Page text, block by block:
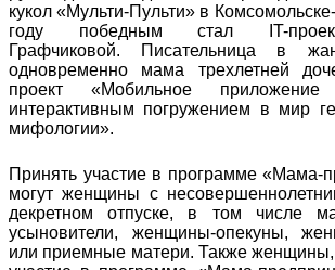
кукол «Мульти-Пульти» в
году победным стал IT-
Графчиковой. Писательница в
одновременно мама трехлетней
проект «Мобильное приложение
интерактивным погружением в мир
мифологии».
Принять участие в программе «Мама-
могут женщины с
декретном отпуске, в том числе
усыновители, женщины-опекуны,
или приемные матери. Также